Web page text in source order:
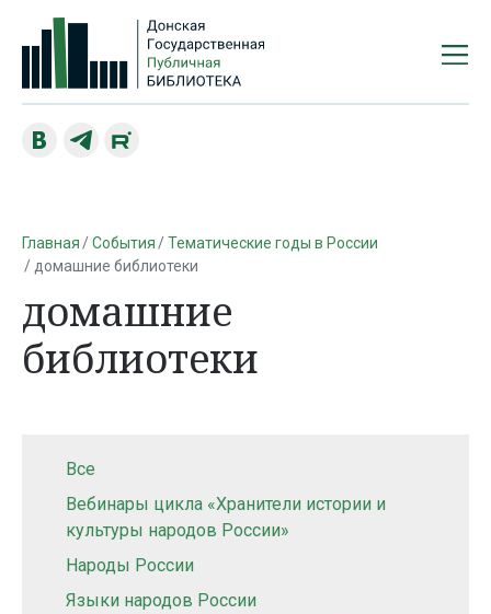
Главная События
Тематические годы в России
домашние библиотеки
домашние
библиотеки
Все
Вебинары цикла «Хранители истории и
культуры народов России»
Народы России
Языки народов России